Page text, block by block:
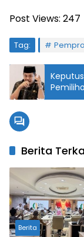
Post Views: 247
Tag:
Berita
Berita